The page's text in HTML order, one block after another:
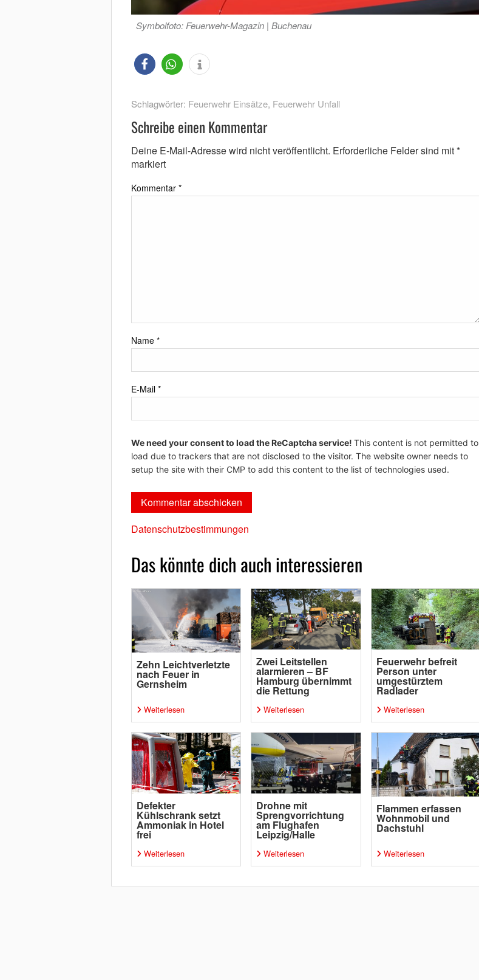
Symbolfoto: Feuerwehr-Magazin | Buchenau
Schlagwörter: Feuerwehr Einsätze, Feuerwehr Unfall
Schreibe einen Kommentar
Deine E-Mail-Adresse wird nicht veröffentlicht. Erforderliche Felder sind mit*
markiert
Kommentar *
Name *
E-Mail *
We need your consent to load the ReCaptcha service! This content is not permitted to
load due to trackers that are not disclosed to the visitor. The website owner needs to
setup the site with their CMP to add this content to the list of technologies used.
Datenschutzbestimmungen
Das könnte dich auch interessieren
Zehn Leichtverletzte
nach Feuer in
Gernsheim
Weiterlesen
Zwei Leitstellen
alarmieren – BF
Hamburg übernimmt
die Rettung
Weiterlesen
Feuerwehr befreit
Person unter
umgestürztem
Radlader
Weiterlesen
Defekter
Kühlschrank setzt
Ammoniak in Hotel
frei
Weiterlesen
Drohne mit
Sprengvorrichtung
am Flughafen
Leipzig/Halle
Weiterlesen
Flammen erfassen
Wohnmobil und
Dachstuhl
Weiterlesen